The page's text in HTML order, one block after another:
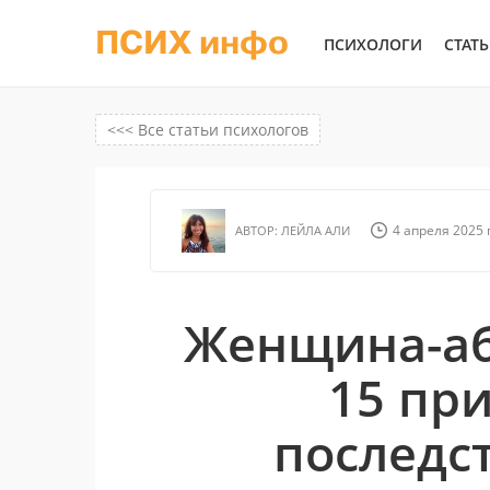
ПСИХ инфо ПСИХОЛОГИ
<<< Все статьи психологов
АВТОР: ЛЕЙЛА АЛИ 4 апреля 2025
Женщина-
15